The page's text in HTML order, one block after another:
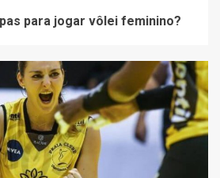
para jogar vôlei feminino?